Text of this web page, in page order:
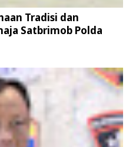
Tradisi dan
Satbrimob Polda